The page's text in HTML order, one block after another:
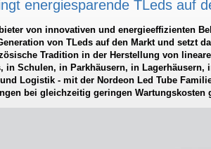
energiesparende TLeds auf
von innovativen und energieeffizienten
von TLeds auf den Markt und setzt
Tradition in der Herstellung von
in Schulen, in Parkhäusern, in Lagerhäusern,
Logistik - mit der Nordeon Led Tube
bei gleichzeitig geringen Wartungskosten